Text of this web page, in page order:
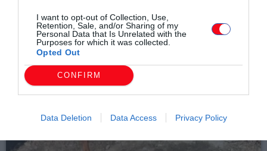
I want to opt-out of Collection, Use,
Retention, Sale, and/or Sharing of my
Personal Data that Is Unrelated with the
Purposes for which it was collected.
Opted Out
CONFIRM
Data Deletion Data Access Privacy Policy
email
Σχετικά άρθρα